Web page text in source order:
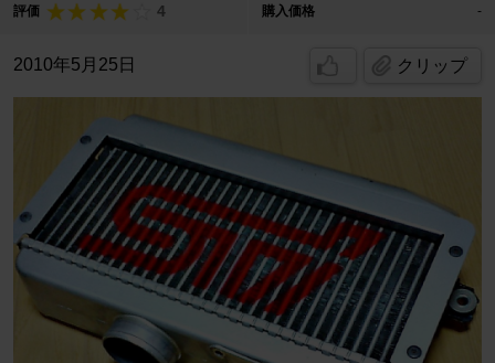
評価 4 購入価格 -
2010年5月25日 クリップ